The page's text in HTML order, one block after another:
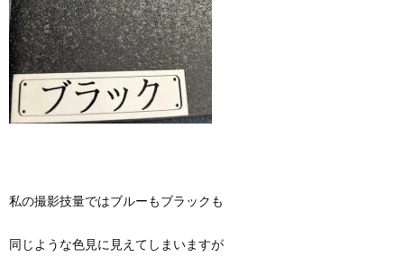
私の撮影技量ではブルーもブラックも
同じような色見に見えてしまいますが